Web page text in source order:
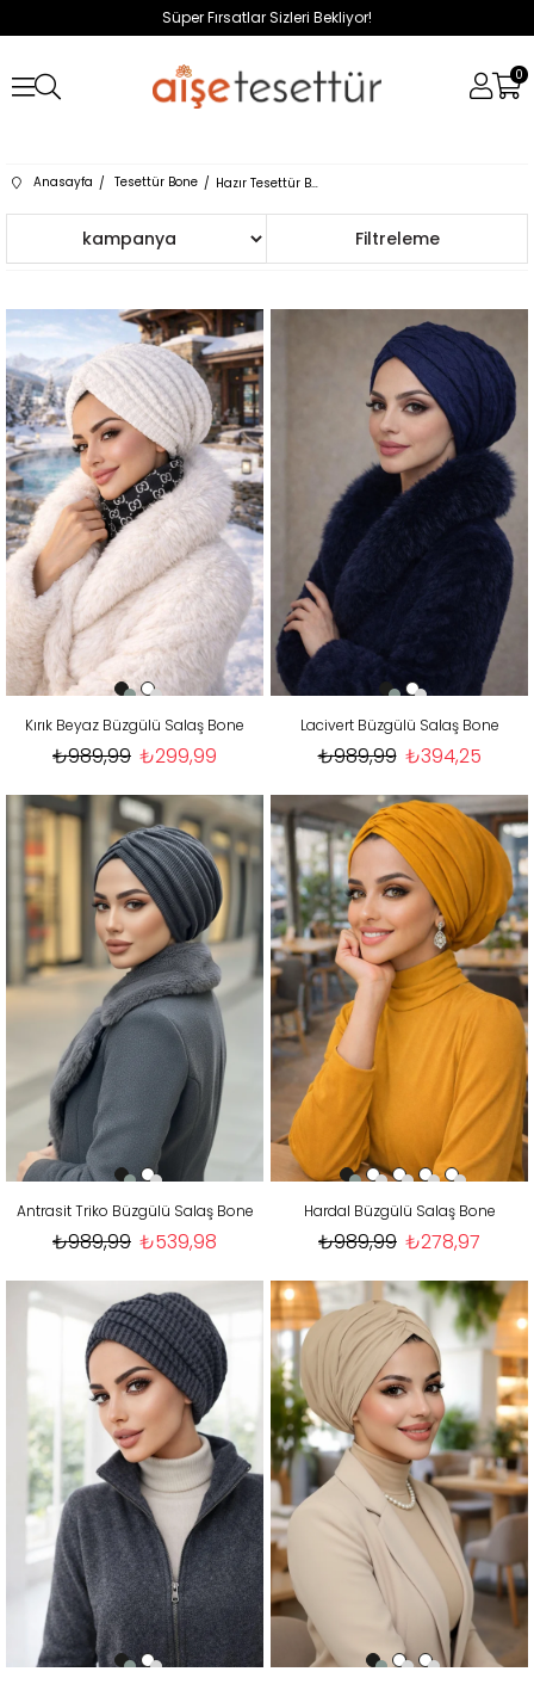
Süper Fırsatlar Sizleri Bekliyor!
0
Anasayfa Tesettür Bone Hazır Tesettür Bone
Filtreleme
Sıralama
Kırık Beyaz Büzgülü Salaş Bone
₺299,99
₺989,99
Lacivert Büzgülü Salaş Bone
₺394,25
₺989,99
Antrasit Triko Büzgülü Salaş Bone
₺539,98
₺989,99
Hardal Büzgülü Salaş Bone
₺278,97
₺989,99